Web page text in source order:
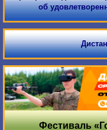
об
Фестиваль